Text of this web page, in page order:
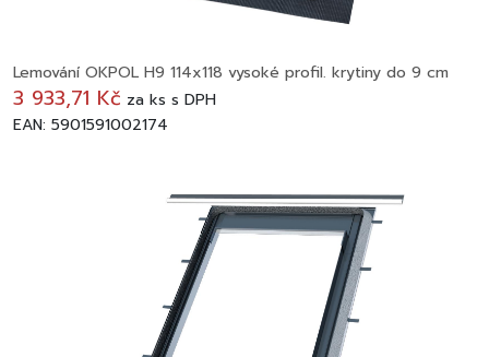
Lemování OKPOL H9 114x118 vysoké profil. krytiny do 9 cm
3 933,71 Kč za ks s DPH
EAN: 5901591002174